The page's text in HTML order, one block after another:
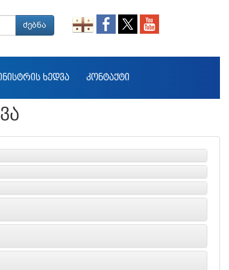
ძებნა
ᲮᲔᲓᲕᲐ ᲙᲝᲜᲢᲐᲥᲢᲘ